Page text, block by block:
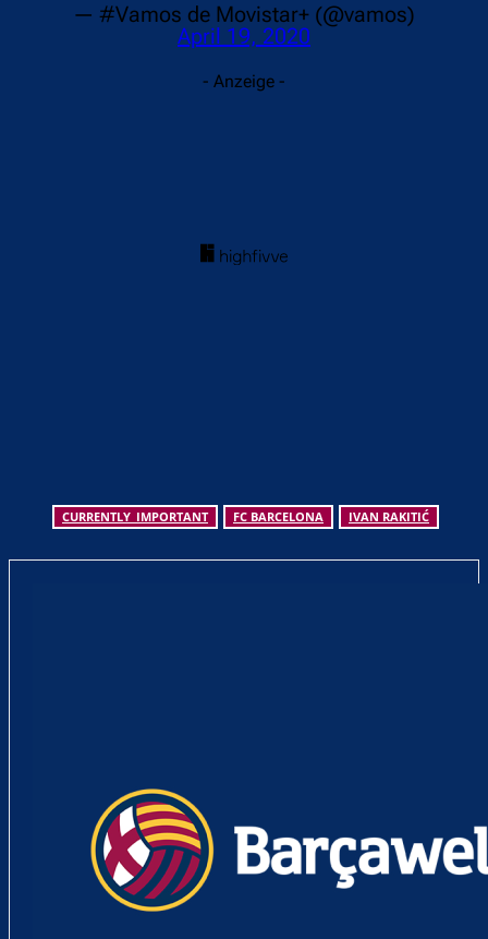
— #Vamos de Movistar+ (@vamos)
April 19, 2020
- Anzeige -
CURRENTLY_IMPORTANT FC BARCELONA IVAN RAKITIĆ